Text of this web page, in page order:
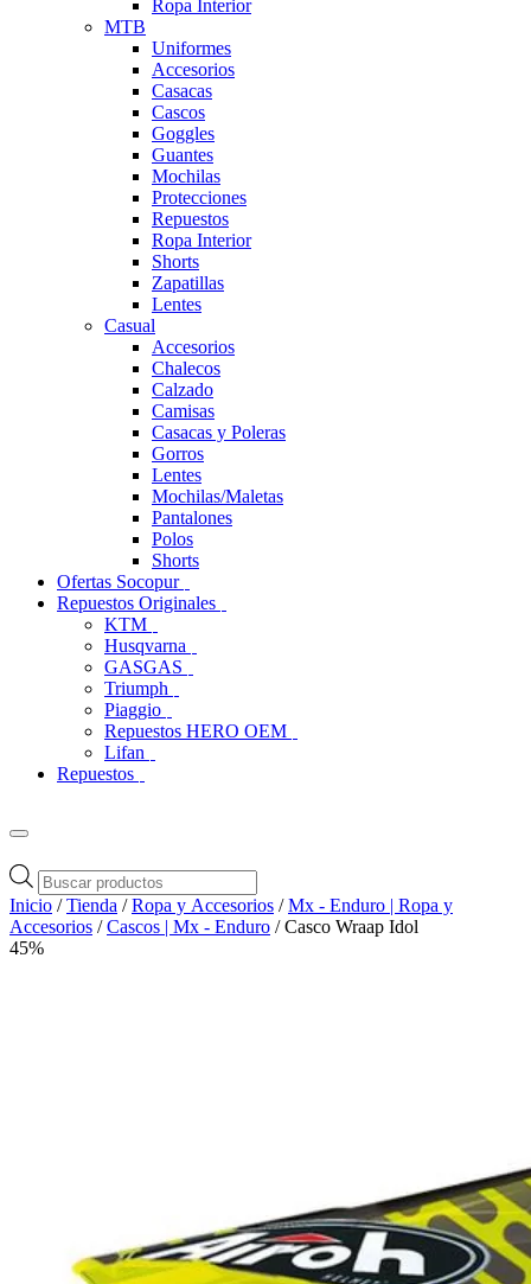
Ropa Interior
MTB
Uniformes
Accesorios
Casacas
Cascos
Goggles
Guantes
Mochilas
Protecciones
Repuestos
Ropa Interior
Shorts
Zapatillas
Lentes
Casual
Accesorios
Chalecos
Calzado
Camisas
Casacas y Poleras
Gorros
Lentes
Mochilas/Maletas
Pantalones
Polos
Shorts
Ofertas Socopur
Repuestos Originales
KTM
Husqvarna
GASGAS
Triumph
Piaggio
Repuestos HERO OEM
Lifan
Repuestos
Búsqueda
de
productos
Inicio /Tienda /Ropa y Accesorios /Mx - Enduro | Ropa y
Accesorios /Cascos | Mx - Enduro / Casco Wraap Idol
45%